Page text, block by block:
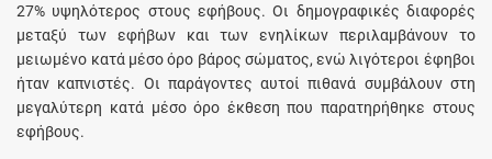
27% υψηλότερος στους εφήβους. Οι δημογραφικές διαφορές
μεταξύ των εφήβων και των ενηλίκων περιλαμβάνουν το
μειωμένο κατά μέσο όρο βάρος σώματος, ενώ λιγότεροι έφηβοι
ήταν καπνιστές. Οι παράγοντες αυτοί πιθανά συμβάλουν στη
μεγαλύτερη κατά μέσο όρο έκθεση που παρατηρήθηκε στους
εφήβους.